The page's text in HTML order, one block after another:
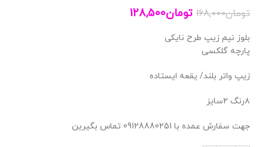
تومان168,000 تومان128,500
بلوز نیم زیپ طرح نایکی
پارچه گلکسی
زیپ واتر بلند/ یقعه ایستاده
۸رنگ ۲سایز
جهت سفارش عمده با 09128880251 تماس بگیرین